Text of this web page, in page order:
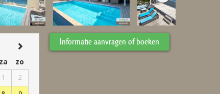
Informatie aanvragen of boeken